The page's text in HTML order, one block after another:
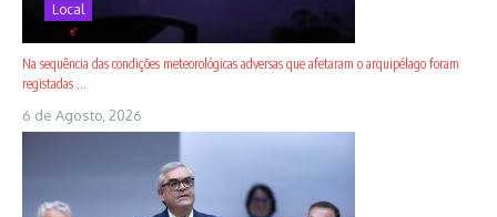
Local
Na sequência das condições meteorológicas adversas que afetaram o arquipélago foram
registadas ...
6 de Agosto, 2026